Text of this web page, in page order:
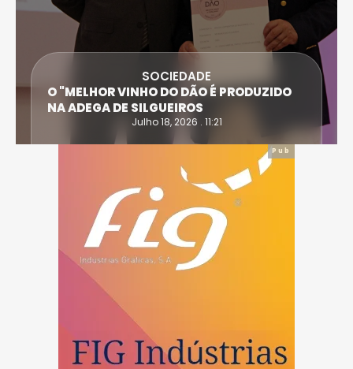
SOCIEDADE
ANTÓNIO SARAIVA E CARLA DIAS SÃO AS
VÍTIMAS DO ACIDENTE EM CASTRO DAIRE
Julho 14, 2026 . 15:30
Pub